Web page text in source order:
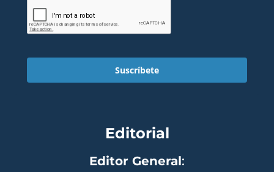
Suscríbete
Editorial
Editor General: